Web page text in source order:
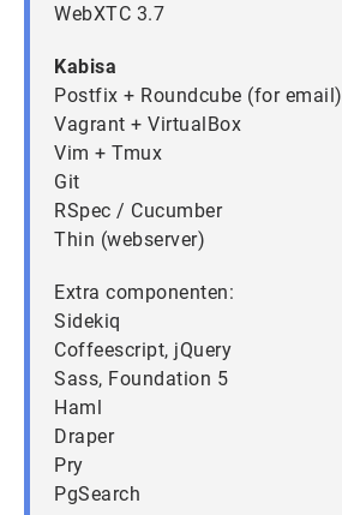
WebXTC 3.7
Kabisa
Postfix + Roundcube (for email)
Vagrant + VirtualBox
Vim + Tmux
Git
RSpec / Cucumber
Thin (webserver)
Extra componenten:
Sidekiq
Coffeescript, jQuery
Sass, Foundation 5
Haml
Draper
Pry
PgSearch